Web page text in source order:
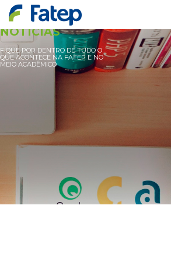
NOTÍCIAS
FIQUE POR DENTRO DE TUDO O
QUE ACONTECE NA FATEP E NO
MEIO ACADÊMICO